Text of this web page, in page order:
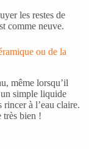
les restes de
comme neuve.
ou de la
même lorsqu’il
simple liquide
à l’eau claire.
très bien !